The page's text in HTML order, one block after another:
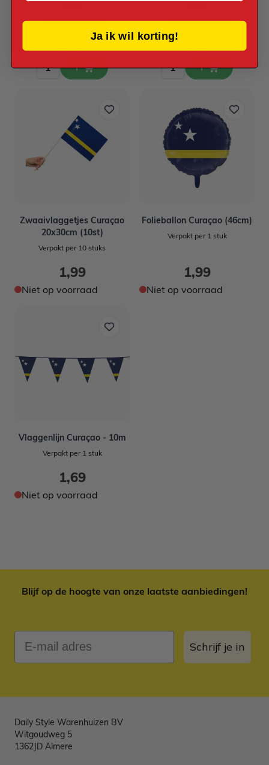
Verpakt per 8 stuks Verpakt per 8 stuks
Zwaaivlaggetjes Curaçao
20x30cm (10st)
Verpakt per 10 stuks
1,99
Niet op voorraad
Folieballon Curaçao (46cm)
Verpakt per 1 stuk
1,99
Niet op voorraad
Vlaggenlijn Curaçao - 10m
Verpakt per 1 stuk
1,69
Niet op voorraad
Blijf op de hoogte van onze laatste aanbiedingen!
E-mail adres
Schrijf je in
Daily Style Warenhuizen BV
Witgoudweg 5
1362JD Almere
Ja ik wil korting!